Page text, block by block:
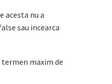
acesta nu a
sau incearca
maxim de